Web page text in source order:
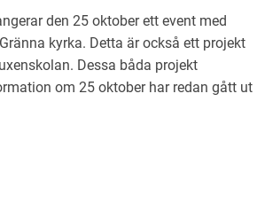
den 25 oktober ett event med
kyrka. Detta är också ett projekt
Dessa båda projekt
om 25 oktober har redan gått ut